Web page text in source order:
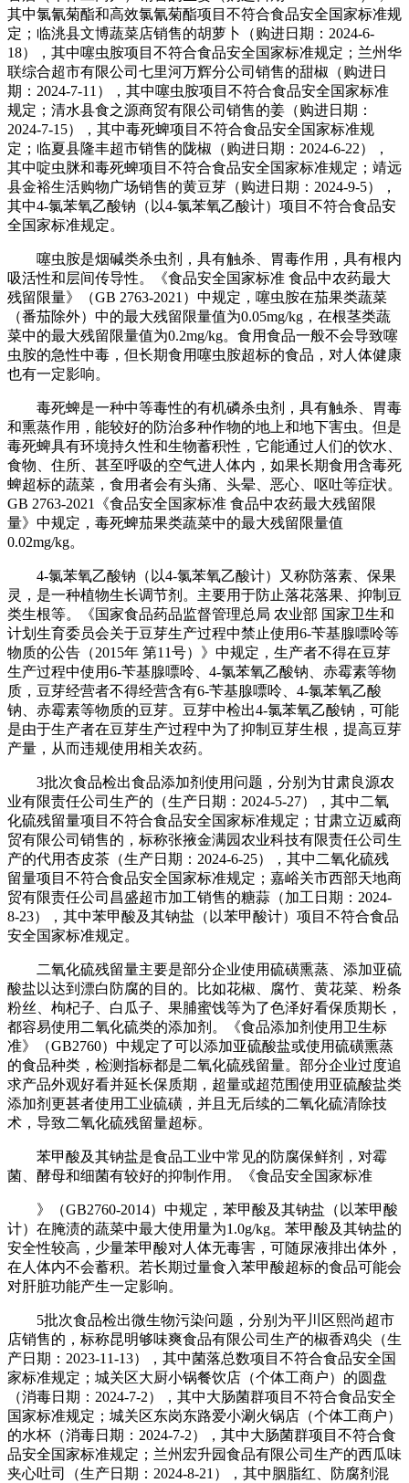
其中氯氰菊酯和高效氯氰菊酯项目不符合食品安全国家标准规
定；临洮县文博蔬菜店销售的胡萝卜（购进日期：2024-6-
18），其中噻虫胺项目不符合食品安全国家标准规定；兰州华
联综合超市有限公司七里河万辉分公司销售的甜椒（购进日
期：2024-7-11），其中噻虫胺项目不符合食品安全国家标准
规定；清水县食之源商贸有限公司销售的姜（购进日期：
2024-7-15），其中毒死蜱项目不符合食品安全国家标准规
定；临夏县隆丰超市销售的陇椒（购进日期：2024-6-22），
其中啶虫脒和毒死蜱项目不符合食品安全国家标准规定；靖远
县金裕生活购物广场销售的黄豆芽（购进日期：2024-9-5），
其中4-氯苯氧乙酸钠（以4-氯苯氧乙酸计）项目不符合食品安
全国家标准规定。
噻虫胺是烟碱类杀虫剂，具有触杀、胃毒作用，具有根内
吸活性和层间传导性。《食品安全国家标准 食品中农药最大
残留限量》（GB 2763-2021）中规定，噻虫胺在茄果类蔬菜
（番茄除外）中的最大残留限量值为0.05mg/kg，在根茎类蔬
菜中的最大残留限量值为0.2mg/kg。食用食品一般不会导致噻
虫胺的急性中毒，但长期食用噻虫胺超标的食品，对人体健康
也有一定影响。
毒死蜱是一种中等毒性的有机磷杀虫剂，具有触杀、胃毒
和熏蒸作用，能较好的防治多种作物的地上和地下害虫。但是
毒死蜱具有环境持久性和生物蓄积性，它能通过人们的饮水、
食物、住所、甚至呼吸的空气进人体内，如果长期食用含毒死
蜱超标的蔬菜，食用者会有头痛、头晕、恶心、呕吐等症状。
GB 2763-2021《食品安全国家标准 食品中农药最大残留限
量》中规定，毒死蜱茄果类蔬菜中的最大残留限量值
0.02mg/kg。
4-氯苯氧乙酸钠（以4-氯苯氧乙酸计）又称防落素、保果
灵，是一种植物生长调节剂。主要用于防止落花落果、抑制豆
类生根等。《国家食品药品监督管理总局 农业部 国家卫生和
计划生育委员会关于豆芽生产过程中禁止使用6-苄基腺嘌呤等
物质的公告（2015年 第11号）》中规定，生产者不得在豆芽
生产过程中使用6-苄基腺嘌呤、4-氯苯氧乙酸钠、赤霉素等物
质，豆芽经营者不得经营含有6-苄基腺嘌呤、4-氯苯氧乙酸
钠、赤霉素等物质的豆芽。豆芽中检出4-氯苯氧乙酸钠，可能
是由于生产者在豆芽生产过程中为了抑制豆芽生根，提高豆芽
产量，从而违规使用相关农药。
3批次食品检出食品添加剂使用问题，分别为甘肃良源农
业有限责任公司生产的（生产日期：2024-5-27），其中二氧
化硫残留量项目不符合食品安全国家标准规定；甘肃立迈威商
贸有限公司销售的，标称张掖金满园农业科技有限责任公司生
产的代用杏皮茶（生产日期：2024-6-25），其中二氧化硫残
留量项目不符合食品安全国家标准规定；嘉峪关市西部天地商
贸有限责任公司昌盛超市加工销售的糖蒜（加工日期：2024-
8-23），其中苯甲酸及其钠盐（以苯甲酸计）项目不符合食品
安全国家标准规定。
二氧化硫残留量主要是部分企业使用硫磺熏蒸、添加亚硫
酸盐以达到漂白防腐的目的。比如花椒、腐竹、黄花菜、粉条
粉丝、枸杞子、白瓜子、果脯蜜饯等为了色泽好看保质期长，
都容易使用二氧化硫类的添加剂。《食品添加剂使用卫生标
准》（GB2760）中规定了可以添加亚硫酸盐或使用硫磺熏蒸
的食品种类，检测指标都是二氧化硫残留量。部分企业过度追
求产品外观好看并延长保质期，超量或超范围使用亚硫酸盐类
添加剂更甚者使用工业硫磺，并且无后续的二氧化硫清除技
术，导致二氧化硫残留量超标。
苯甲酸及其钠盐是食品工业中常见的防腐保鲜剂，对霉
菌、酵母和细菌有较好的抑制作用。《食品安全国家标准
》（GB2760-2014）中规定，苯甲酸及其钠盐（以苯甲酸
计）在腌渍的蔬菜中最大使用量为1.0g/kg。苯甲酸及其钠盐的
安全性较高，少量苯甲酸对人体无毒害，可随尿液排出体外，
在人体内不会蓄积。若长期过量食入苯甲酸超标的食品可能会
对肝脏功能产生一定影响。
5批次食品检出微生物污染问题，分别为平川区熙尚超市
店销售的，标称昆明够味爽食品有限公司生产的椒香鸡尖（生
产日期：2023-11-13），其中菌落总数项目不符合食品安全国
家标准规定；城关区大厨小锅餐饮店（个体工商户）的圆盘
（消毒日期：2024-7-2），其中大肠菌群项目不符合食品安全
国家标准规定；城关区东岗东路爱小涮火锅店（个体工商户）
的水杯（消毒日期：2024-7-2），其中大肠菌群项目不符合食
品安全国家标准规定；兰州宏升园食品有限公司生产的西瓜味
夹心吐司（生产日期：2024-8-21），其中胭脂红、防腐剂混